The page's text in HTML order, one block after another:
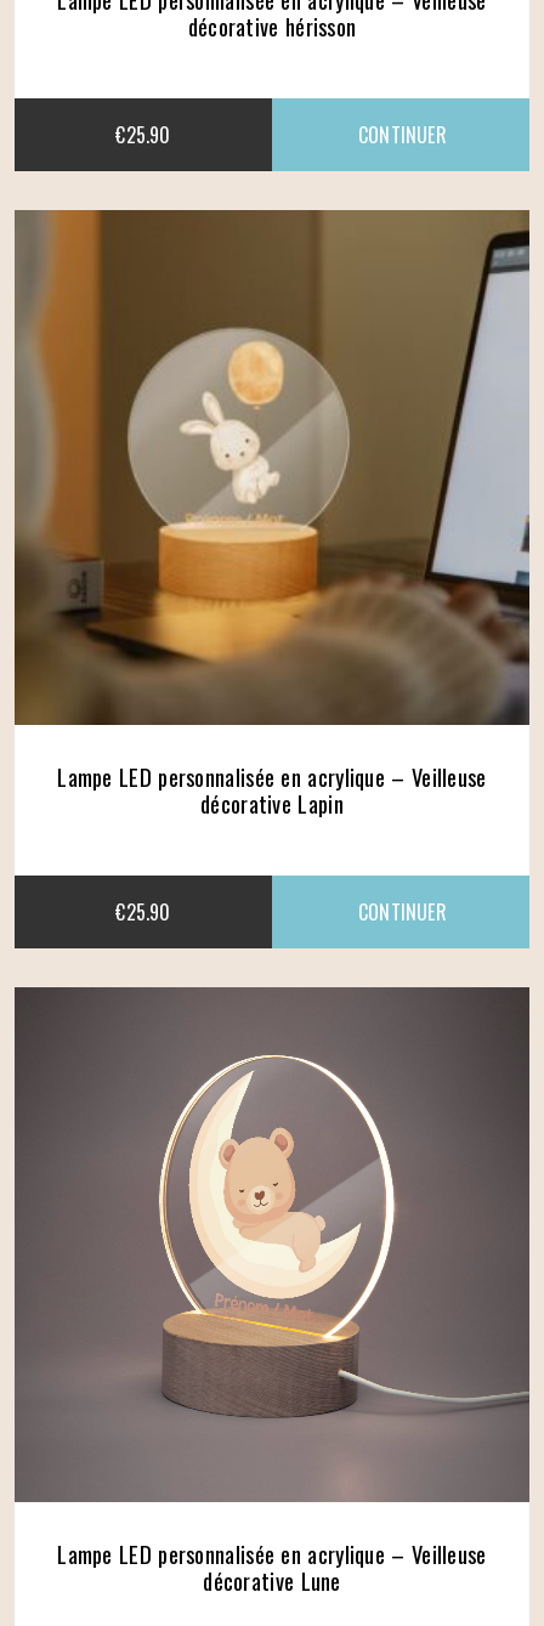
décorative hérisson
€25.90
Lampe LED personnalisée en acrylique – Veilleuse
décorative Lapin
€25.90
Lampe LED personnalisée en acrylique – Veilleuse
décorative Lune